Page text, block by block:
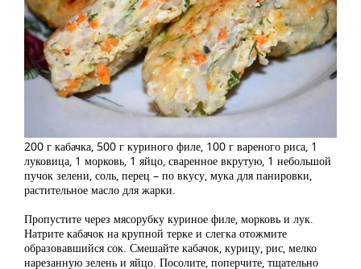
200 г кабачка, 500 г куриного филе, 100 г вареного риса, 1
луковица, 1 морковь, 1 яйцо, сваренное вкрутую, 1 небольшой
пучок зелени, соль, перец – по вкусу, мука для панировки,
растительное масло для жарки.
Пропустите через мясорубку куриное филе, морковь и лук.
Натрите кабачок на крупной терке и слегка отожмите
образовавшийся сок. Смешайте кабачок, курицу, рис, мелко
нарезанную зелень и яйцо. Посолите, поперчите, тщательно